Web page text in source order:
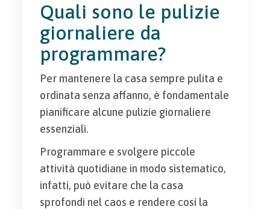
Quali sono le pulizie
giornaliere da
programmare?
Per mantenere la casa sempre pulita e
ordinata senza affanno, è fondamentale
pianificare alcune pulizie giornaliere
essenziali.
Programmare e svolgere piccole
attività quotidiane in modo sistematico,
infatti, può evitare che la casa
sprofondi nel caos e rendere così la